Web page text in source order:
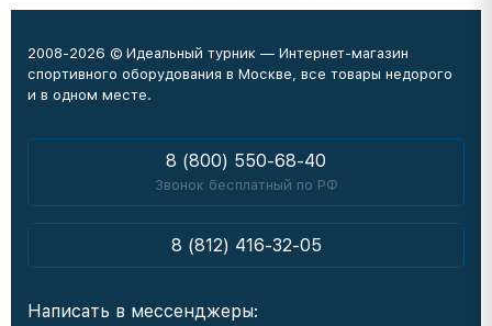
2008-2026 © Идеальный турник — Интернет-магазин
спортивного оборудования в Москве, все товары недорого
и в одном месте.
8 (800) 550-68-40
Звонок бесплатный по РФ
8 (812) 416-32-05
Написать в мессенджеры: